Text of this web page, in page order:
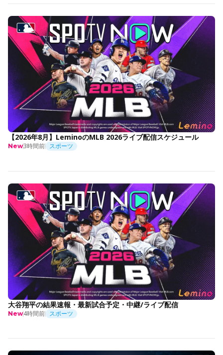
【2026年8月】LeminoのMLB 2026ライブ配信スケジュール
New3時間前 スポーツ
大谷翔平の結果速報・最新試合予定・中継/ライブ配信
New4時間前 スポーツ